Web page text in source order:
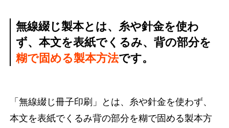
無線綴じ製本とは、 糸や針金を使わ
ず、本文を表紙でくるみ、 背の部分を
糊で固める製本方法です。
「無線綴じ冊子印刷」とは、糸や針金を使わず、
本文を表紙でくるみ背の部分を糊で固める製本方